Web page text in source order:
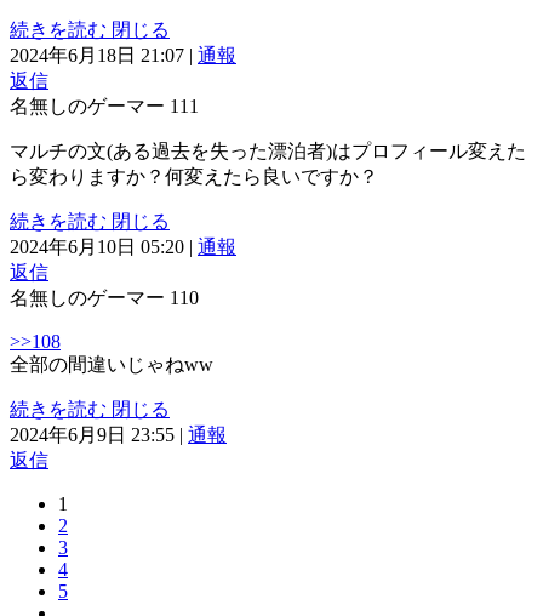
続きを読む 閉じる
2024年6月18日 21:07 | 通報
返信
名無しのゲーマー 111
マルチの文(ある過去を失った漂泊者)はプロフィール変えた
ら変わりますか？何変えたら良いですか？
続きを読む 閉じる
2024年6月10日 05:20 | 通報
返信
名無しのゲーマー 110
>>108
全部の間違いじゃねww
続きを読む 閉じる
2024年6月9日 23:55 | 通報
返信
1
2
3
4
5